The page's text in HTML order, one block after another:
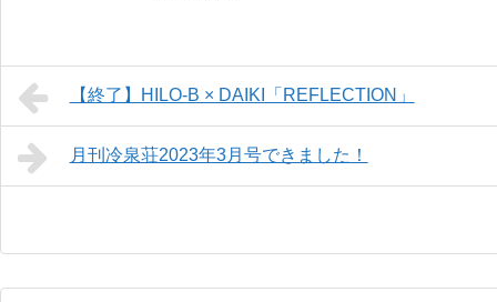
【終了】HILO-B × DAIKI「REFLECTION」
月刊冷泉荘2023年3月号できました！